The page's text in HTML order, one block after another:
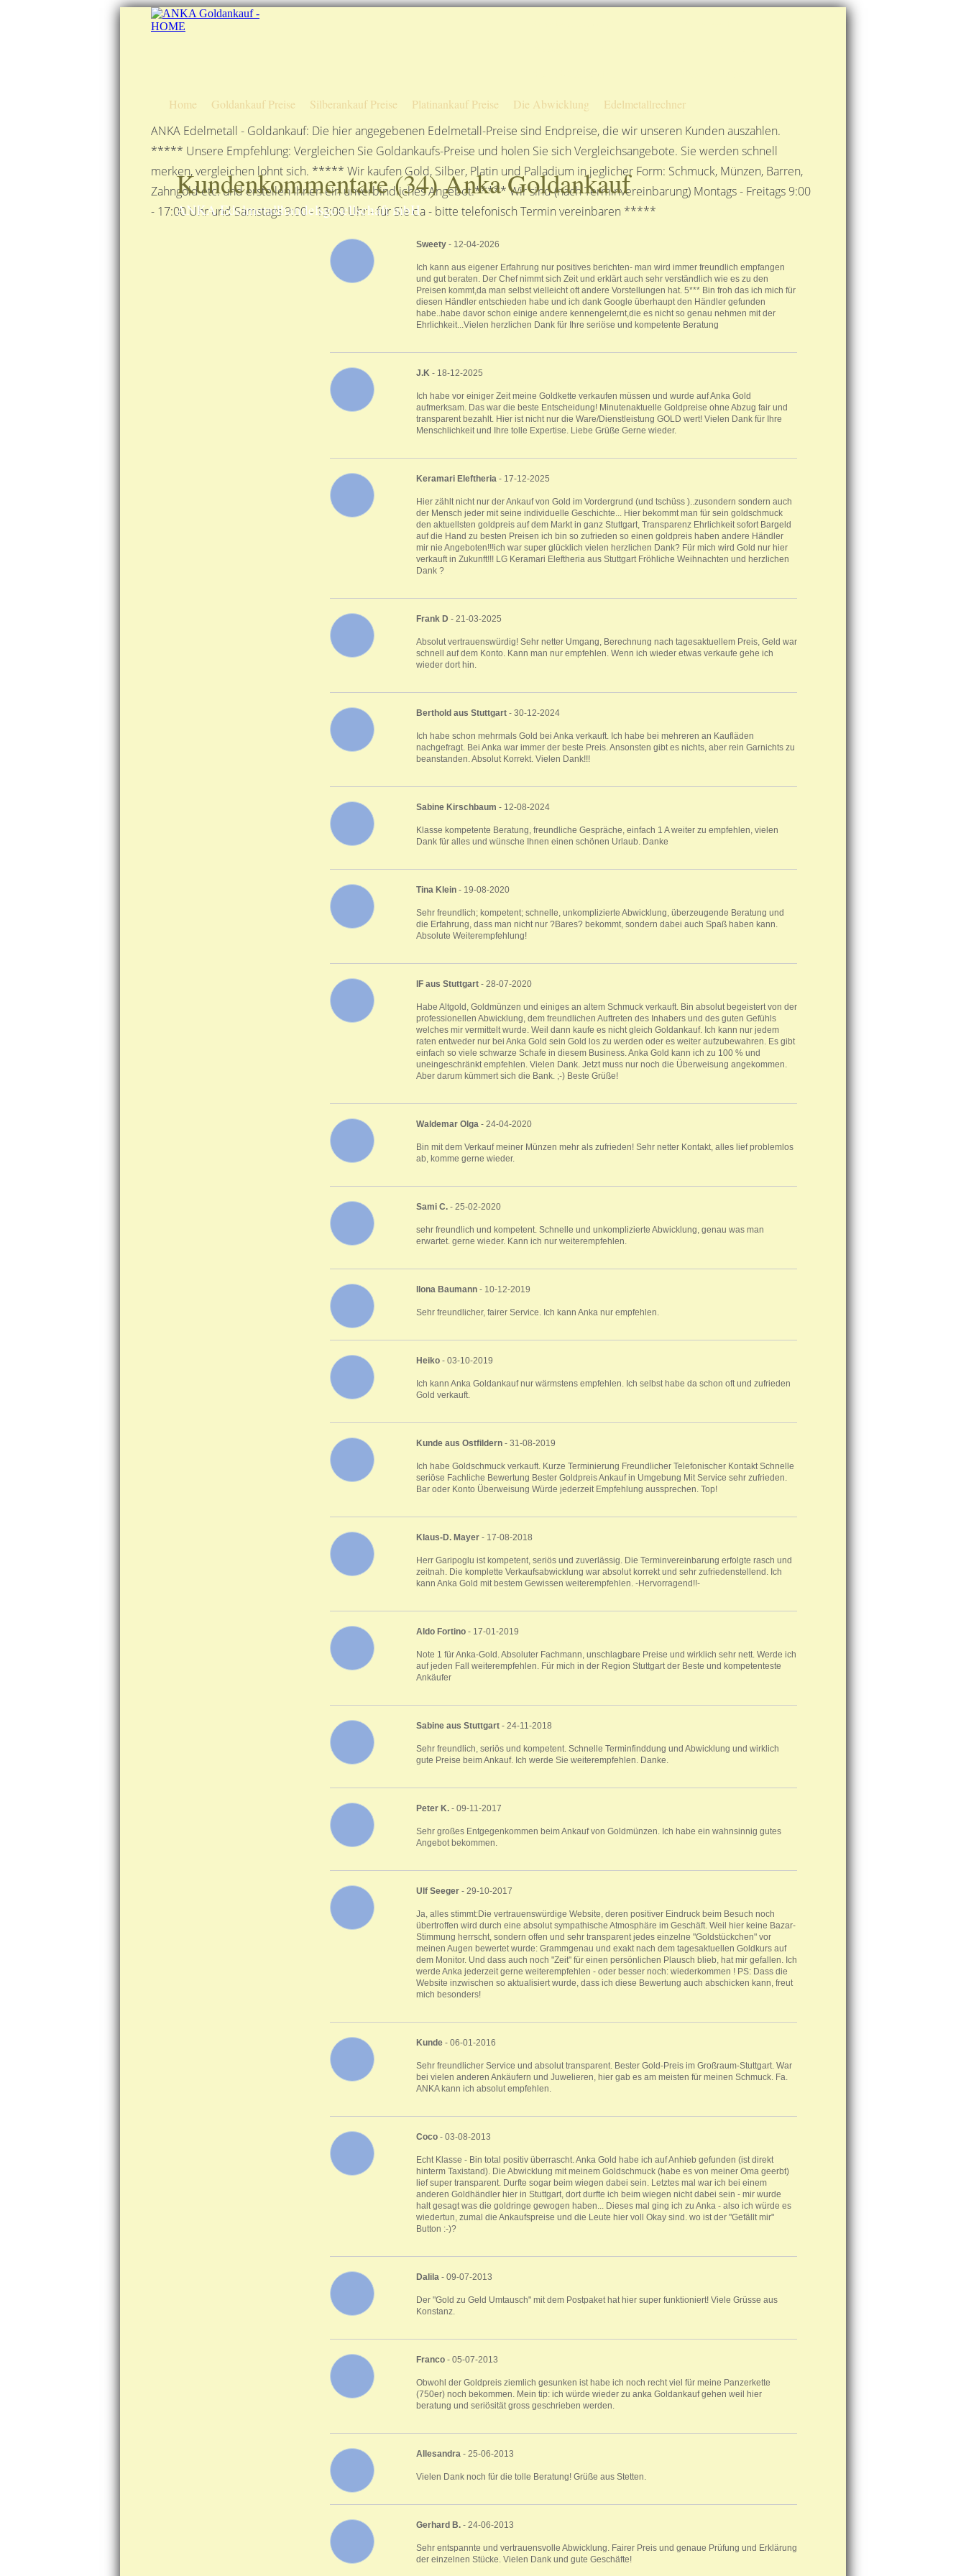
Home Goldankauf Preise Silberankauf Preise Platinankauf Preise Die Abwicklung Edelmetallrechner
ANKA Edelmetall - Goldankauf: Die hier angegebenen Edelmetall-Preise sind Endpreise, die wir unseren Kunden auszahlen.
***** Unsere Empfehlung: Vergleichen Sie Goldankaufs-Preise und holen Sie sich Vergleichsangebote. Sie werden schnell
merken, vergleichen lohnt sich. ***** Wir kaufen Gold, Silber, Platin und Palladium in jeglicher Form: Schmuck, Münzen, Barren,
Zahngold etc. und erstellen Ihnen ein unverbindliches Angebot.***** Wir sind (nach Terminvereinbarung) Montags - Freitags 9:00
- 17:00 Uhr und Samstags 9:00 - 13:00 Uhr - für Sie da - bitte telefonisch Termin vereinbaren *****
Kundenkommentare (34) Anka Goldankauf
ANKA Edelmetallhandelsgesellschaft mbH
Sweety - 12-04-2026
Ich kann aus eigener Erfahrung nur positives berichten- man wird immer freundlich empfangen
und gut beraten. Der Chef nimmt sich Zeit und erklärt auch sehr verständlich wie es zu den
Preisen kommt,da man selbst vielleicht oft andere Vorstellungen hat. 5*** Bin froh das ich mich für
diesen Händler entschieden habe und ich dank Google überhaupt den Händler gefunden
habe..habe davor schon einige andere kennengelernt,die es nicht so genau nehmen mit der
Ehrlichkeit...Vielen herzlichen Dank für Ihre seriöse und kompetente Beratung
J.K - 18-12-2025
Ich habe vor einiger Zeit meine Goldkette verkaufen müssen und wurde auf Anka Gold
aufmerksam. Das war die beste Entscheidung! Minutenaktuelle Goldpreise ohne Abzug fair und
transparent bezahlt. Hier ist nicht nur die Ware/Dienstleistung GOLD wert! Vielen Dank für Ihre
Menschlichkeit und Ihre tolle Expertise. Liebe Grüße Gerne wieder.
Keramari Eleftheria - 17-12-2025
Hier zählt nicht nur der Ankauf von Gold im Vordergrund (und tschüss )..zusondern sondern auch
der Mensch jeder mit seine individuelle Geschichte... Hier bekommt man für sein goldschmuck
den aktuellsten goldpreis auf dem Markt in ganz Stuttgart, Transparenz Ehrlichkeit sofort Bargeld
auf die Hand zu besten Preisen ich bin so zufrieden so einen goldpreis haben andere Händler
mir nie Angeboten!!!ich war super glücklich vielen herzlichen Dank? Für mich wird Gold nur hier
verkauft in Zukunft!!! LG Keramari Eleftheria aus Stuttgart Fröhliche Weihnachten und herzlichen
Dank ?
Frank D - 21-03-2025
Absolut vertrauenswürdig! Sehr netter Umgang, Berechnung nach tagesaktuellem Preis, Geld war
schnell auf dem Konto. Kann man nur empfehlen. Wenn ich wieder etwas verkaufe gehe ich
wieder dort hin.
Berthold aus Stuttgart - 30-12-2024
Ich habe schon mehrmals Gold bei Anka verkauft. Ich habe bei mehreren an Kaufläden
nachgefragt. Bei Anka war immer der beste Preis. Ansonsten gibt es nichts, aber rein Garnichts zu
beanstanden. Absolut Korrekt. Vielen Dank!!!
Sabine Kirschbaum - 12-08-2024
Klasse kompetente Beratung, freundliche Gespräche, einfach 1 A weiter zu empfehlen, vielen
Dank für alles und wünsche Ihnen einen schönen Urlaub. Danke
Tina Klein - 19-08-2020
Sehr freundlich; kompetent; schnelle, unkomplizierte Abwicklung, überzeugende Beratung und
die Erfahrung, dass man nicht nur ?Bares? bekommt, sondern dabei auch Spaß haben kann.
Absolute Weiterempfehlung!
IF aus Stuttgart - 28-07-2020
Habe Altgold, Goldmünzen und einiges an altem Schmuck verkauft. Bin absolut begeistert von der
professionellen Abwicklung, dem freundlichen Auftreten des Inhabers und des guten Gefühls
welches mir vermittelt wurde. Weil dann kaufe es nicht gleich Goldankauf. Ich kann nur jedem
raten entweder nur bei Anka Gold sein Gold los zu werden oder es weiter aufzubewahren. Es gibt
einfach so viele schwarze Schafe in diesem Business. Anka Gold kann ich zu 100 % und
uneingeschränkt empfehlen. Vielen Dank. Jetzt muss nur noch die Überweisung angekommen.
Aber darum kümmert sich die Bank. ;-) Beste Grüße!
Waldemar Olga - 24-04-2020
Bin mit dem Verkauf meiner Münzen mehr als zufrieden! Sehr netter Kontakt, alles lief problemlos
ab, komme gerne wieder.
Sami C. - 25-02-2020
sehr freundlich und kompetent. Schnelle und unkomplizierte Abwicklung, genau was man
erwartet. gerne wieder. Kann ich nur weiterempfehlen.
Ilona Baumann - 10-12-2019
Sehr freundlicher, fairer Service. Ich kann Anka nur empfehlen.
Heiko - 03-10-2019
Ich kann Anka Goldankauf nur wärmstens empfehlen. Ich selbst habe da schon oft und zufrieden
Gold verkauft.
Kunde aus Ostfildern - 31-08-2019
Ich habe Goldschmuck verkauft. Kurze Terminierung Freundlicher Telefonischer Kontakt Schnelle
seriöse Fachliche Bewertung Bester Goldpreis Ankauf in Umgebung Mit Service sehr zufrieden.
Bar oder Konto Überweisung Würde jederzeit Empfehlung aussprechen. Top!
Klaus-D. Mayer - 17-08-2018
Herr Garipoglu ist kompetent, seriös und zuverlässig. Die Terminvereinbarung erfolgte rasch und
zeitnah. Die komplette Verkaufsabwicklung war absolut korrekt und sehr zufriedenstellend. Ich
kann Anka Gold mit bestem Gewissen weiterempfehlen. -Hervorragend!!-
Aldo Fortino - 17-01-2019
Note 1 für Anka-Gold. Absoluter Fachmann, unschlagbare Preise und wirklich sehr nett. Werde ich
auf jeden Fall weiterempfehlen. Für mich in der Region Stuttgart der Beste und kompetenteste
Ankäufer
Sabine aus Stuttgart - 24-11-2018
Sehr freundlich, seriös und kompetent. Schnelle Terminfinddung und Abwicklung und wirklich
gute Preise beim Ankauf. Ich werde Sie weiterempfehlen. Danke.
Peter K. - 09-11-2017
Sehr großes Entgegenkommen beim Ankauf von Goldmünzen. Ich habe ein wahnsinnig gutes
Angebot bekommen.
Ulf Seeger - 29-10-2017
Ja, alles stimmt:Die vertrauenswürdige Website, deren positiver Eindruck beim Besuch noch
übertroffen wird durch eine absolut sympathische Atmosphäre im Geschäft. Weil hier keine Bazar-
Stimmung herrscht, sondern offen und sehr transparent jedes einzelne "Goldstückchen" vor
meinen Augen bewertet wurde: Grammgenau und exakt nach dem tagesaktuellen Goldkurs auf
dem Monitor. Und dass auch noch "Zeit" für einen persönlichen Plausch blieb, hat mir gefallen. Ich
werde Anka jederzeit gerne weiterempfehlen - oder besser noch: wiederkommen ! PS: Dass die
Website inzwischen so aktualisiert wurde, dass ich diese Bewertung auch abschicken kann, freut
mich besonders!
Kunde - 06-01-2016
Sehr freundlicher Service und absolut transparent. Bester Gold-Preis im Großraum-Stuttgart. War
bei vielen anderen Ankäufern und Juwelieren, hier gab es am meisten für meinen Schmuck. Fa.
ANKA kann ich absolut empfehlen.
Coco - 03-08-2013
Echt Klasse - Bin total positiv überrascht. Anka Gold habe ich auf Anhieb gefunden (ist direkt
hinterm Taxistand). Die Abwicklung mit meinem Goldschmuck (habe es von meiner Oma geerbt)
lief super transparent. Durfte sogar beim wiegen dabei sein. Letztes mal war ich bei einem
anderen Goldhändler hier in Stuttgart, dort durfte ich beim wiegen nicht dabei sein - mir wurde
halt gesagt was die goldringe gewogen haben... Dieses mal ging ich zu Anka - also ich würde es
wiedertun, zumal die Ankaufspreise und die Leute hier voll Okay sind. wo ist der "Gefällt mir"
Button :-)?
Dalila - 09-07-2013
Der "Gold zu Geld Umtausch" mit dem Postpaket hat hier super funktioniert! Viele Grüsse aus
Konstanz.
Franco - 05-07-2013
Obwohl der Goldpreis ziemlich gesunken ist habe ich noch recht viel für meine Panzerkette
(750er) noch bekommen. Mein tip: ich würde wieder zu anka Goldankauf gehen weil hier
beratung und seriösität gross geschrieben werden.
Allesandra - 25-06-2013
Vielen Dank noch für die tolle Beratung! Grüße aus Stetten.
Gerhard B. - 24-06-2013
Sehr entspannte und vertrauensvolle Abwicklung. Fairer Preis und genaue Prüfung und Erklärung
der einzelnen Stücke. Vielen Dank und gute Geschäfte!